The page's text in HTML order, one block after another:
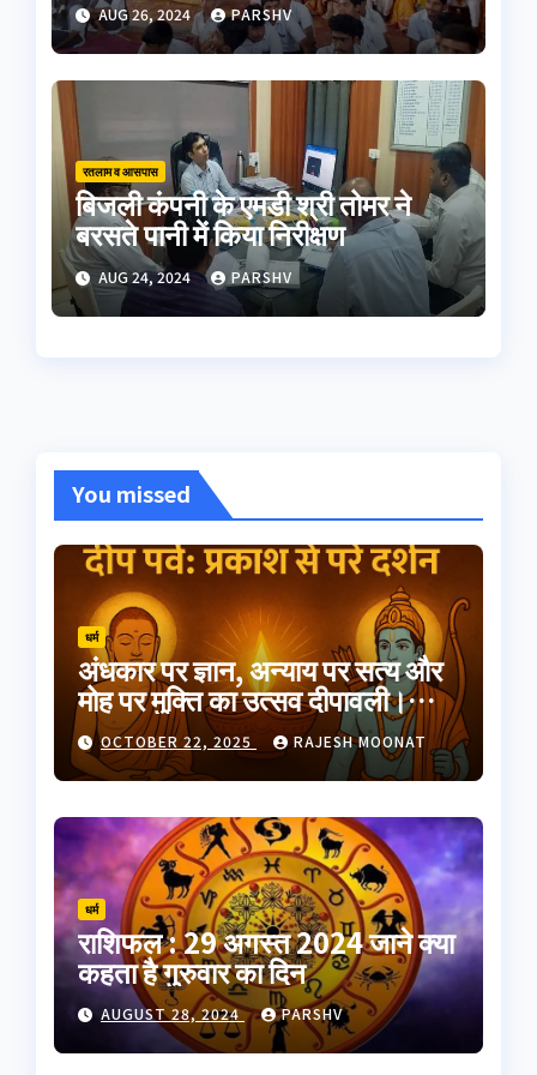
AUG 26, 2024 PARSHV
रतलाम व आसपास
बिजली कंपनी के एमडी श्री तोमर ने
बरसते पानी में किया निरीक्षण
AUG 24, 2024 PARSHV
You missed
धर्म
अंधकार पर ज्ञान, अन्याय पर सत्य और
मोह पर मुक्ति का उत्सव दीपावली।
भारतीय परंपरा का यह त्योहार
आत्मप्रकाश का प्रतीक है
OCTOBER 22, 2025 RAJESH MOONAT
धर्म
राशिफल : 29 अगस्त 2024 जाने क्या
कहता है गुरुवार का दिन
AUGUST 28, 2024 PARSHV